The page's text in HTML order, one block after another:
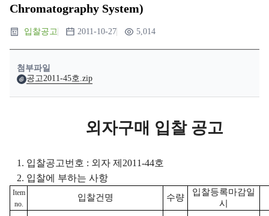
Chromatography System)
입찰공고 2011-10-27 5,014
첨부파일
공고2011-45호.zip
외자구매 입찰 공고
1. 입찰공고번호 : 외자 제2011-44호
2. 입찰에 부하는 사항
Item
no.
입찰건명 수량
입찰등록마감일
시